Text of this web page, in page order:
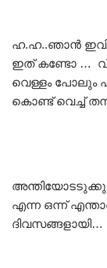
ഹ.ഹ..ഞാൻ
ഇത് കണ്ടോ …
വെള്ളം പോലും
കൊണ്ട് വെച്ച്
എന്ന ഒന്ന്
ദിവസങ്ങളായി…